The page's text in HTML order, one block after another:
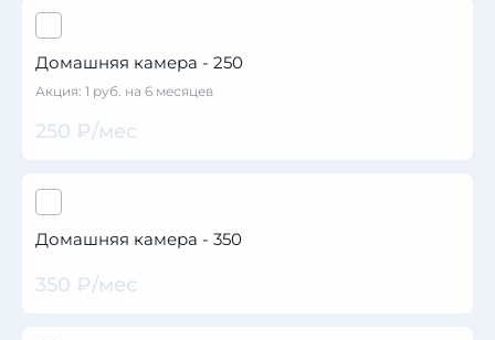
Домашняя камера - 250
Акция: 1 руб. на 6 месяцев
250 ₽/мес
Домашняя камера - 350
350 ₽/мес